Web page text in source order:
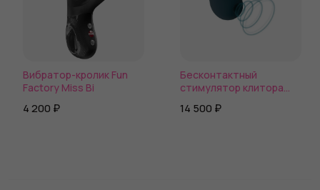
Вибратор-кролик Fun
Factory Miss Bi
4 200 ₽
Бесконтактный
стимулятор клитора
14 500 ₽